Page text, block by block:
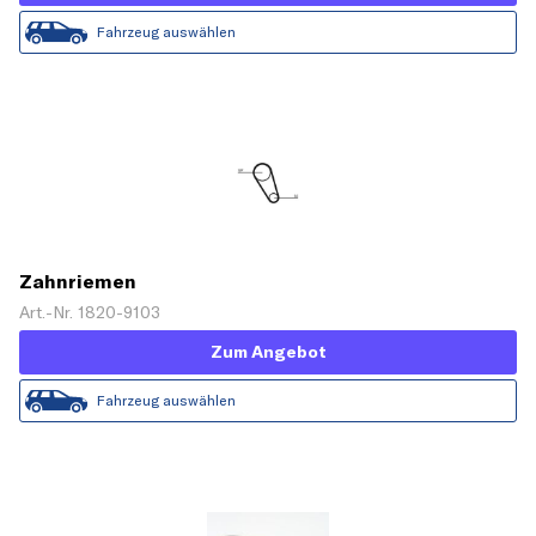
Fahrzeug auswählen
Zahnriemen
Art.-Nr. 1820-9103
Zum Angebot
Fahrzeug auswählen